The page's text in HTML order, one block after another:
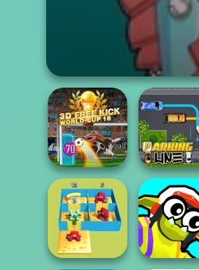
3D Free Kick
World Cup 18
Parking